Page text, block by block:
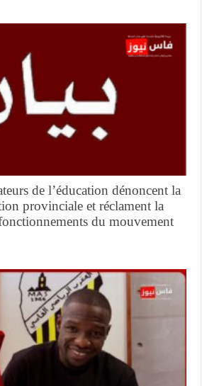
de l’éducation dénoncent la
provinciale et réclament la
du mouvement